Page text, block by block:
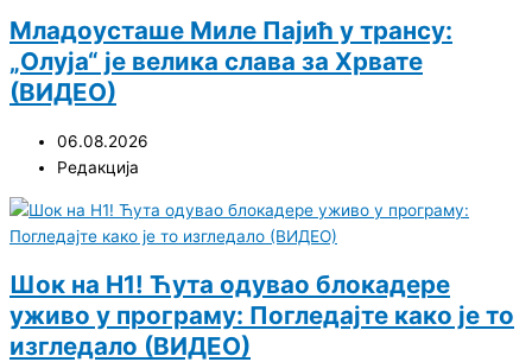
Младоусташе Миле Пајић у трансу:
„Олуја“ је велика слава за Хрвате
(ВИДЕО)
06.08.2026
Редакција
Шок на Н1! Ћута одувао блокадере
уживо у програму: Погледајте како је то
изгледало (ВИДЕО)